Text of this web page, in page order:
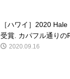
［ハワイ］2020
受賞. カパフル通りの
2020.09.16